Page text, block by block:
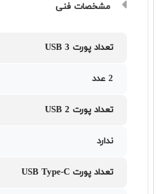
مشخصات فنی
تعداد پورت USB 3
2 عدد
تعداد پورت USB 2
ندارد
تعداد پورت USB Type-C